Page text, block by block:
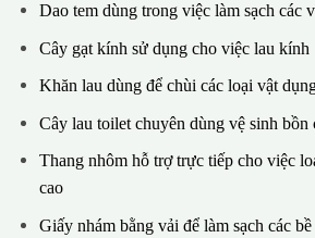
Dao tem dùng trong việc làm sạch các
Cây gạt kính sử dụng cho việc lau kính
Khăn lau dùng để chùi các loại vật
Cây lau toilet chuyên dùng vệ sinh bồn
Thang nhôm hỗ trợ trực tiếp cho việc
cao
Giấy nhám bằng vải để làm sạch các